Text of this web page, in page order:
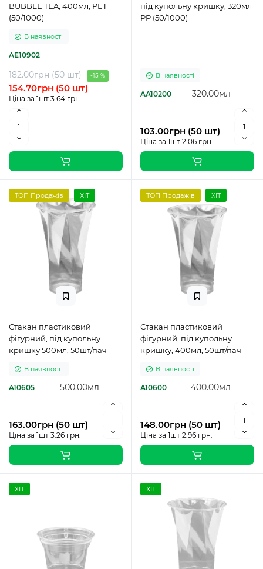
BUBBLE TEA, 400мл, PET
(50/1000)
В наявності
AE10902
182.00грн (50 шт) -15 %
154.70грн (50 шт)
Ціна за 1шт 3.64 грн.
під купольну кришку, 320мл
PP (50/1000)
В наявності
AA10200 320.00мл
103.00грн (50 шт)
Ціна за 1шт 2.06 грн.
ТОП Продажів ХІТ
Стакан пластиковий
фігурний, під купольну
кришку 500мл, 50шт/пач
В наявності
A10605 500.00мл
163.00грн (50 шт)
Ціна за 1шт 3.26 грн.
ТОП Продажів ХІТ
Стакан пластиковий
фігурний, під купольну
кришку, 400мл, 50шт/пач
В наявності
A10600 400.00мл
148.00грн (50 шт)
Ціна за 1шт 2.96 грн.
ХІТ ХІТ